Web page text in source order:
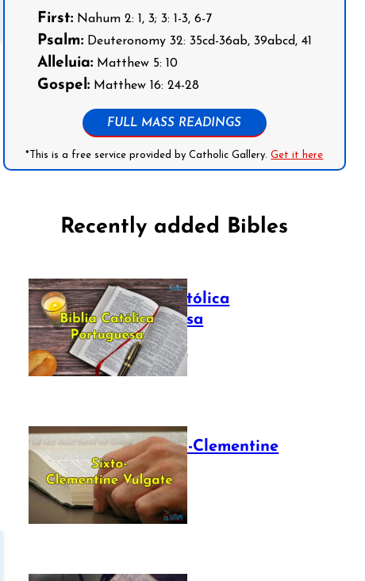
First:Nahum 2: 1, 3; 3: 1-3, 6-7
Psalm:Deuteronomy 32: 35cd-36ab, 39abcd, 41
Alleluia:Matthew 5: 10
Gospel:Matthew 16: 24-28
FULL MASS READINGS
*This is a free service provided by Catholic Gallery.Get it here
Recently added Bibles
Bíblia Católica
Portuguesa
July 16, 2025
The Sixto-Clementine
Vulgate
July 12, 2025